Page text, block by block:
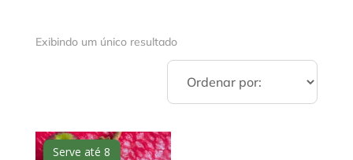
Exibindo um único resultado
Serve até 8